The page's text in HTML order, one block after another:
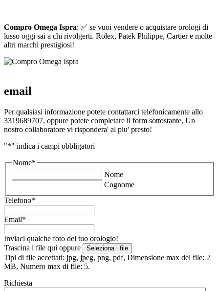
Compro Omega Ispra: ✅ se vuoi vendere o acquistare orologi di
lusso oggi sai a chi rivolgerti. Rolex, Patek Philippe, Cartier e molte
altri marchi prestigiosi!
email
Per qualsiasi informazione potete contattarci telefonicamente allo
3319689707, oppure potete completare il form sottostante, Un
nostro collaboratore vi rispondera' al piu' presto!
"*" indica i campi obbligatori
Nome*
Nome
Cognome
Telefono*
Email*
Inviaci qualche foto del tuo orologio!
Trascina i file qui oppure
Seleziona i file
Tipi di file accettati: jpg, jpeg, png, pdf, Dimensione max del file: 2
MB, Numero max di file: 5.
Richiesta